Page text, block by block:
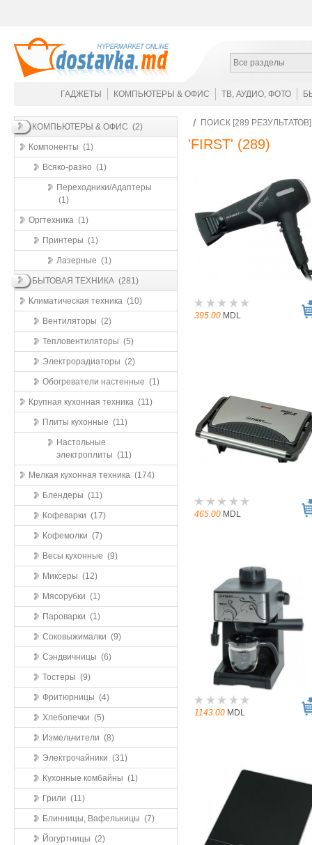
Все разделы
ГАДЖЕТЫ КОМПЬЮТЕРЫ & ОФИС ТВ, АУДИО, ФОТО
КОМПЬЮТЕРЫ & ОФИС (2)
Компоненты (1)
Всяко-разно (1)
Переходники/Адаптеры
(1)
Оргтехника (1)
Принтеры (1)
Лазерные (1)
БЫТОВАЯ ТЕХНИКА (281)
Климатическая техника (10)
Вентиляторы (2)
Тепловентиляторы (5)
Электрорадиаторы (2)
Обогреватели настенные (1)
Крупная кухонная техника (11)
Плиты кухонные (11)
Настольные
электроплиты (11)
Мелкая кухонная техника (174)
Блендеры (11)
Кофеварки (17)
Кофемолки (7)
Весы кухонные (9)
Миксеры (12)
Мясорубки (1)
Пароварки (1)
Соковыжималки (9)
Сэндвичницы (6)
Тостеры (9)
Фритюрницы (4)
Хлебопечки (5)
Измельчители (8)
Электрочайники (31)
Кухонные комбайны (1)
Грили (11)
Блинницы, Вафельницы (7)
Йогуртницы (2)
ПОИСК [289
'FIRST' (289)
395.00 MDL
465.00 MDL
1143.00 MDL